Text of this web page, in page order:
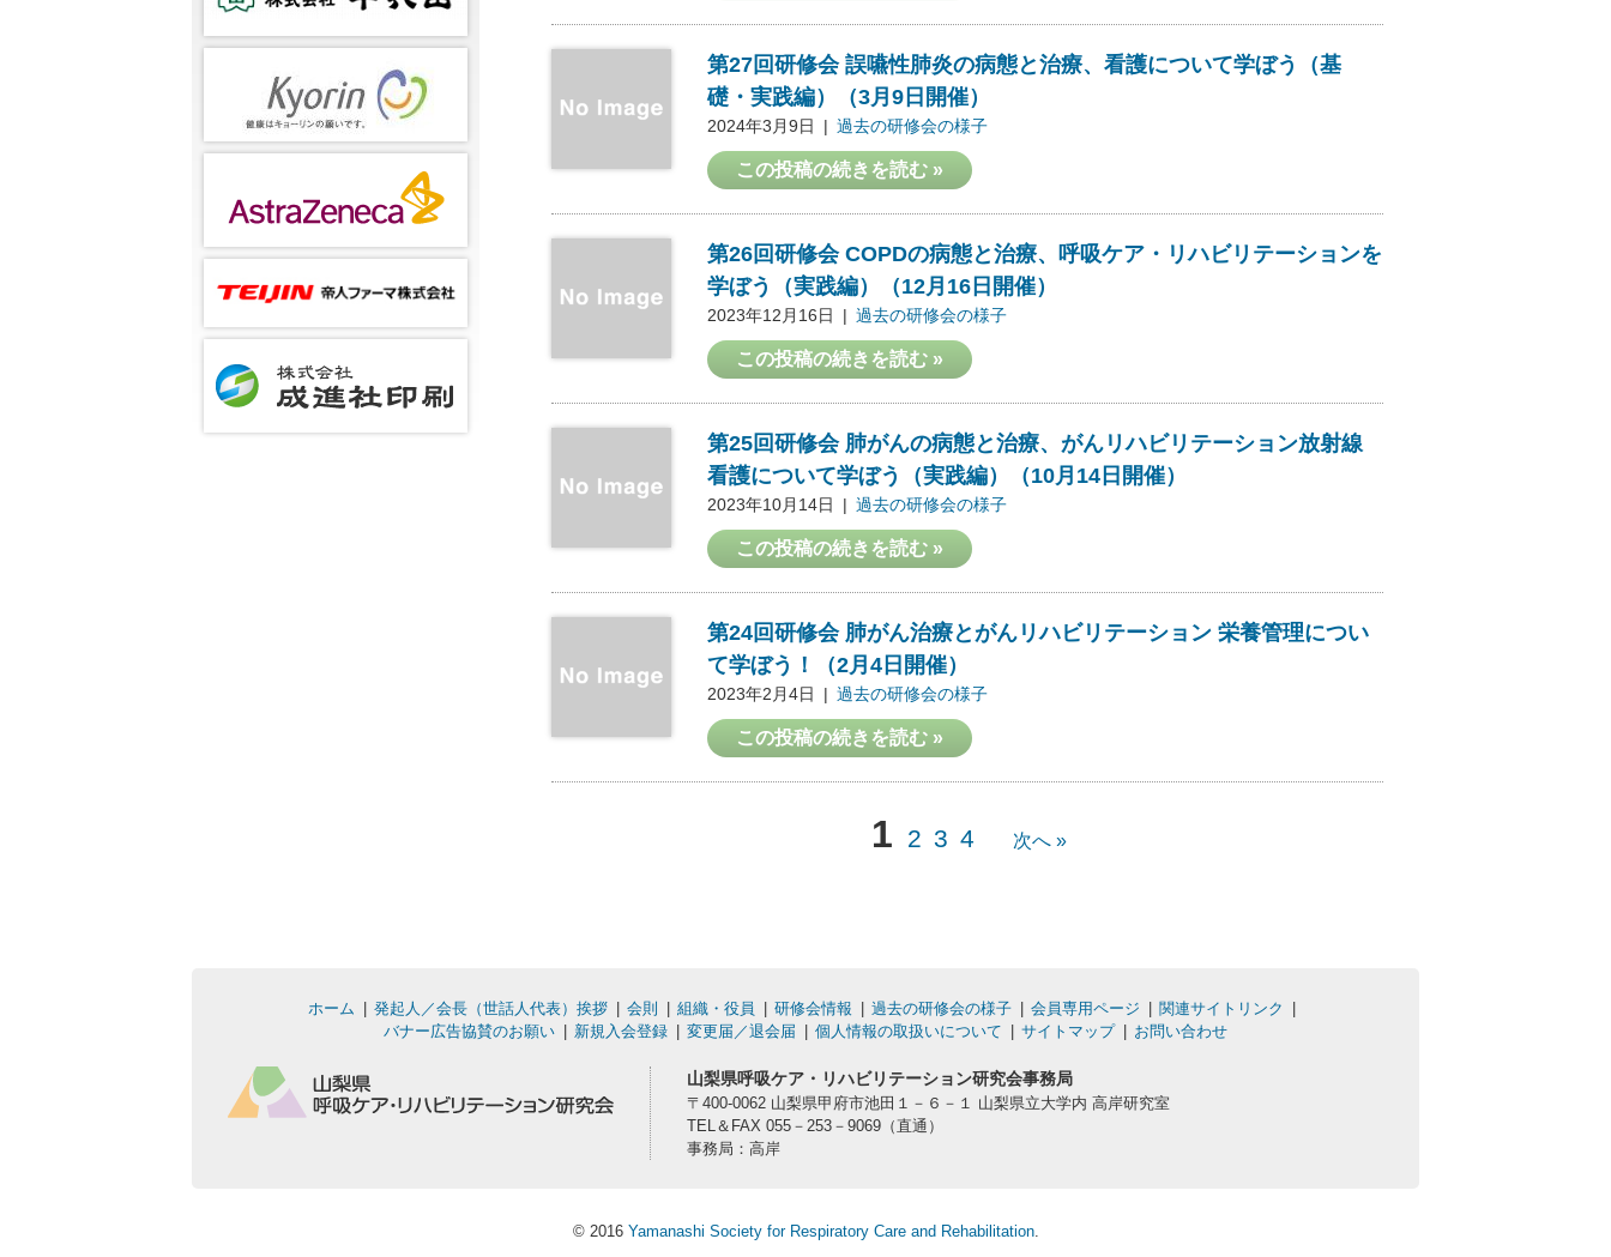
第27回研修会 誤嚥性肺炎の病態と治療、看護について学ぼう（基
礎・実践編）（3月9日開催）
2024年3月9日 過去の研修会の様子
この投稿の続きを読む »
第26回研修会 COPDの病態と治療、呼吸ケア・リハビリテーションを
学ぼう（実践編）（12月16日開催）
2023年12月16日 過去の研修会の様子
この投稿の続きを読む »
第25回研修会 肺がんの病態と治療、がんリハビリテーション放射線
看護について学ぼう（実践編）（10月14日開催）
2023年10月14日 過去の研修会の様子
この投稿の続きを読む »
第24回研修会 肺がん治療とがんリハビリテーション 栄養管理につい
て学ぼう！（2月4日開催）
2023年2月4日 過去の研修会の様子
この投稿の続きを読む »
1 2 3 4 次へ »
ホーム 発起人／会長（世話人代表）挨拶 会則 組織・役員 研修会情報 過去の研修会の様子 会員専用ページ
関連サイトリンク
バナー広告協賛のお願い
新規入会登録 変更届／退会届 個人情報の取扱いについて サイトマップ お問い合わせ
山梨県呼吸ケア・リハビリテーション研究会事務局
〒400-0062 山梨県甲府市池田１－６－１ 山梨県立大学内 高岸研究室
TEL＆FAX 055－253－9069（直通）
事務局：高岸
© 2016 Yamanashi Society for Respiratory Care and Rehabilitation.